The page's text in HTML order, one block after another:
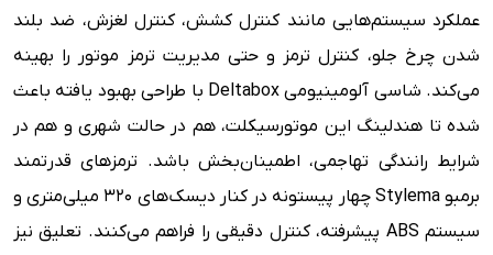
عملکرد سیستم‌هایی مانند کنترل کشش، کنترل لغزش، ضد بلند
شدن چرخ جلو، کنترل ترمز و حتی مدیریت ترمز موتور را بهینه
می‌کند. شاسی آلومینیومی Deltabox با طراحی بهبود یافته باعث
شده تا هندلینگ این موتورسیکلت، هم در حالت شهری و هم در
شرایط رانندگی تهاجمی، اطمینان‌بخش باشد. ترمزهای قدرتمند
برمبو Stylema چهار پیستونه در کنار دیسک‌های ۳۲۰ میلی‌متری و
سیستم ABS پیشرفته، کنترل دقیقی را فراهم می‌کنند. تعلیق نیز